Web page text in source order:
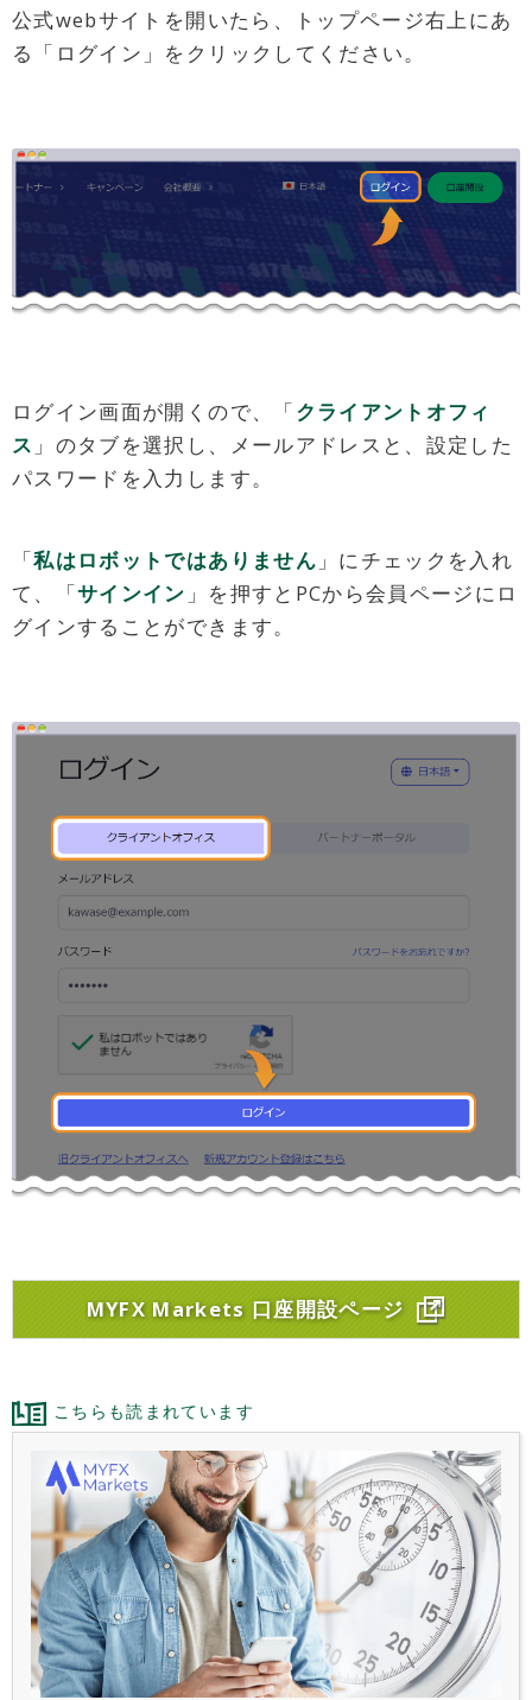
公式webサイトを開いたら、トップページ右上にあ
る「ログイン」をクリックしてください。
ログイン画面が開くので、「クライアントオフィ
ス 」のタブを選択し、メールアドレスと、設定した
パスワードを入力します。
「私はロボットではありません 」にチェックを入れ
て、「サインイン 」を押すとPCから会員ページにロ
グインすることができます。
MYFX Markets 口座開設ページ
こちらも読まれています